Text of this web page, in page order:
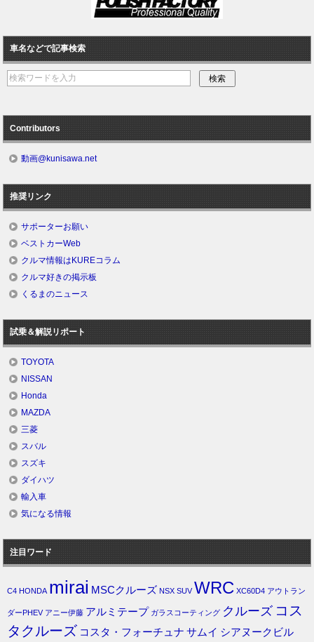
車名などで記事検索
Contributors
動画@kunisawa.net
推奨リンク
サポーターお願い
ベストカーWeb
クルマ情報はKUREコラム
クルマ好きの掲示板
くるまのニュース
試乗＆解説リポート
TOYOTA
NISSAN
Honda
MAZDA
三菱
スバル
スズキ
ダイハツ
輸入車
気になる情報
注目ワード
C4 HONDA mirai MSCクルーズ NSX SUV WRC XC60D4 アウトラン
ダーPHEV アニー伊藤 アルミテープ ガラスコーティング クルーズ コス
タクルーズ コスタ・フォーチュナ サムイ シアヌークビル